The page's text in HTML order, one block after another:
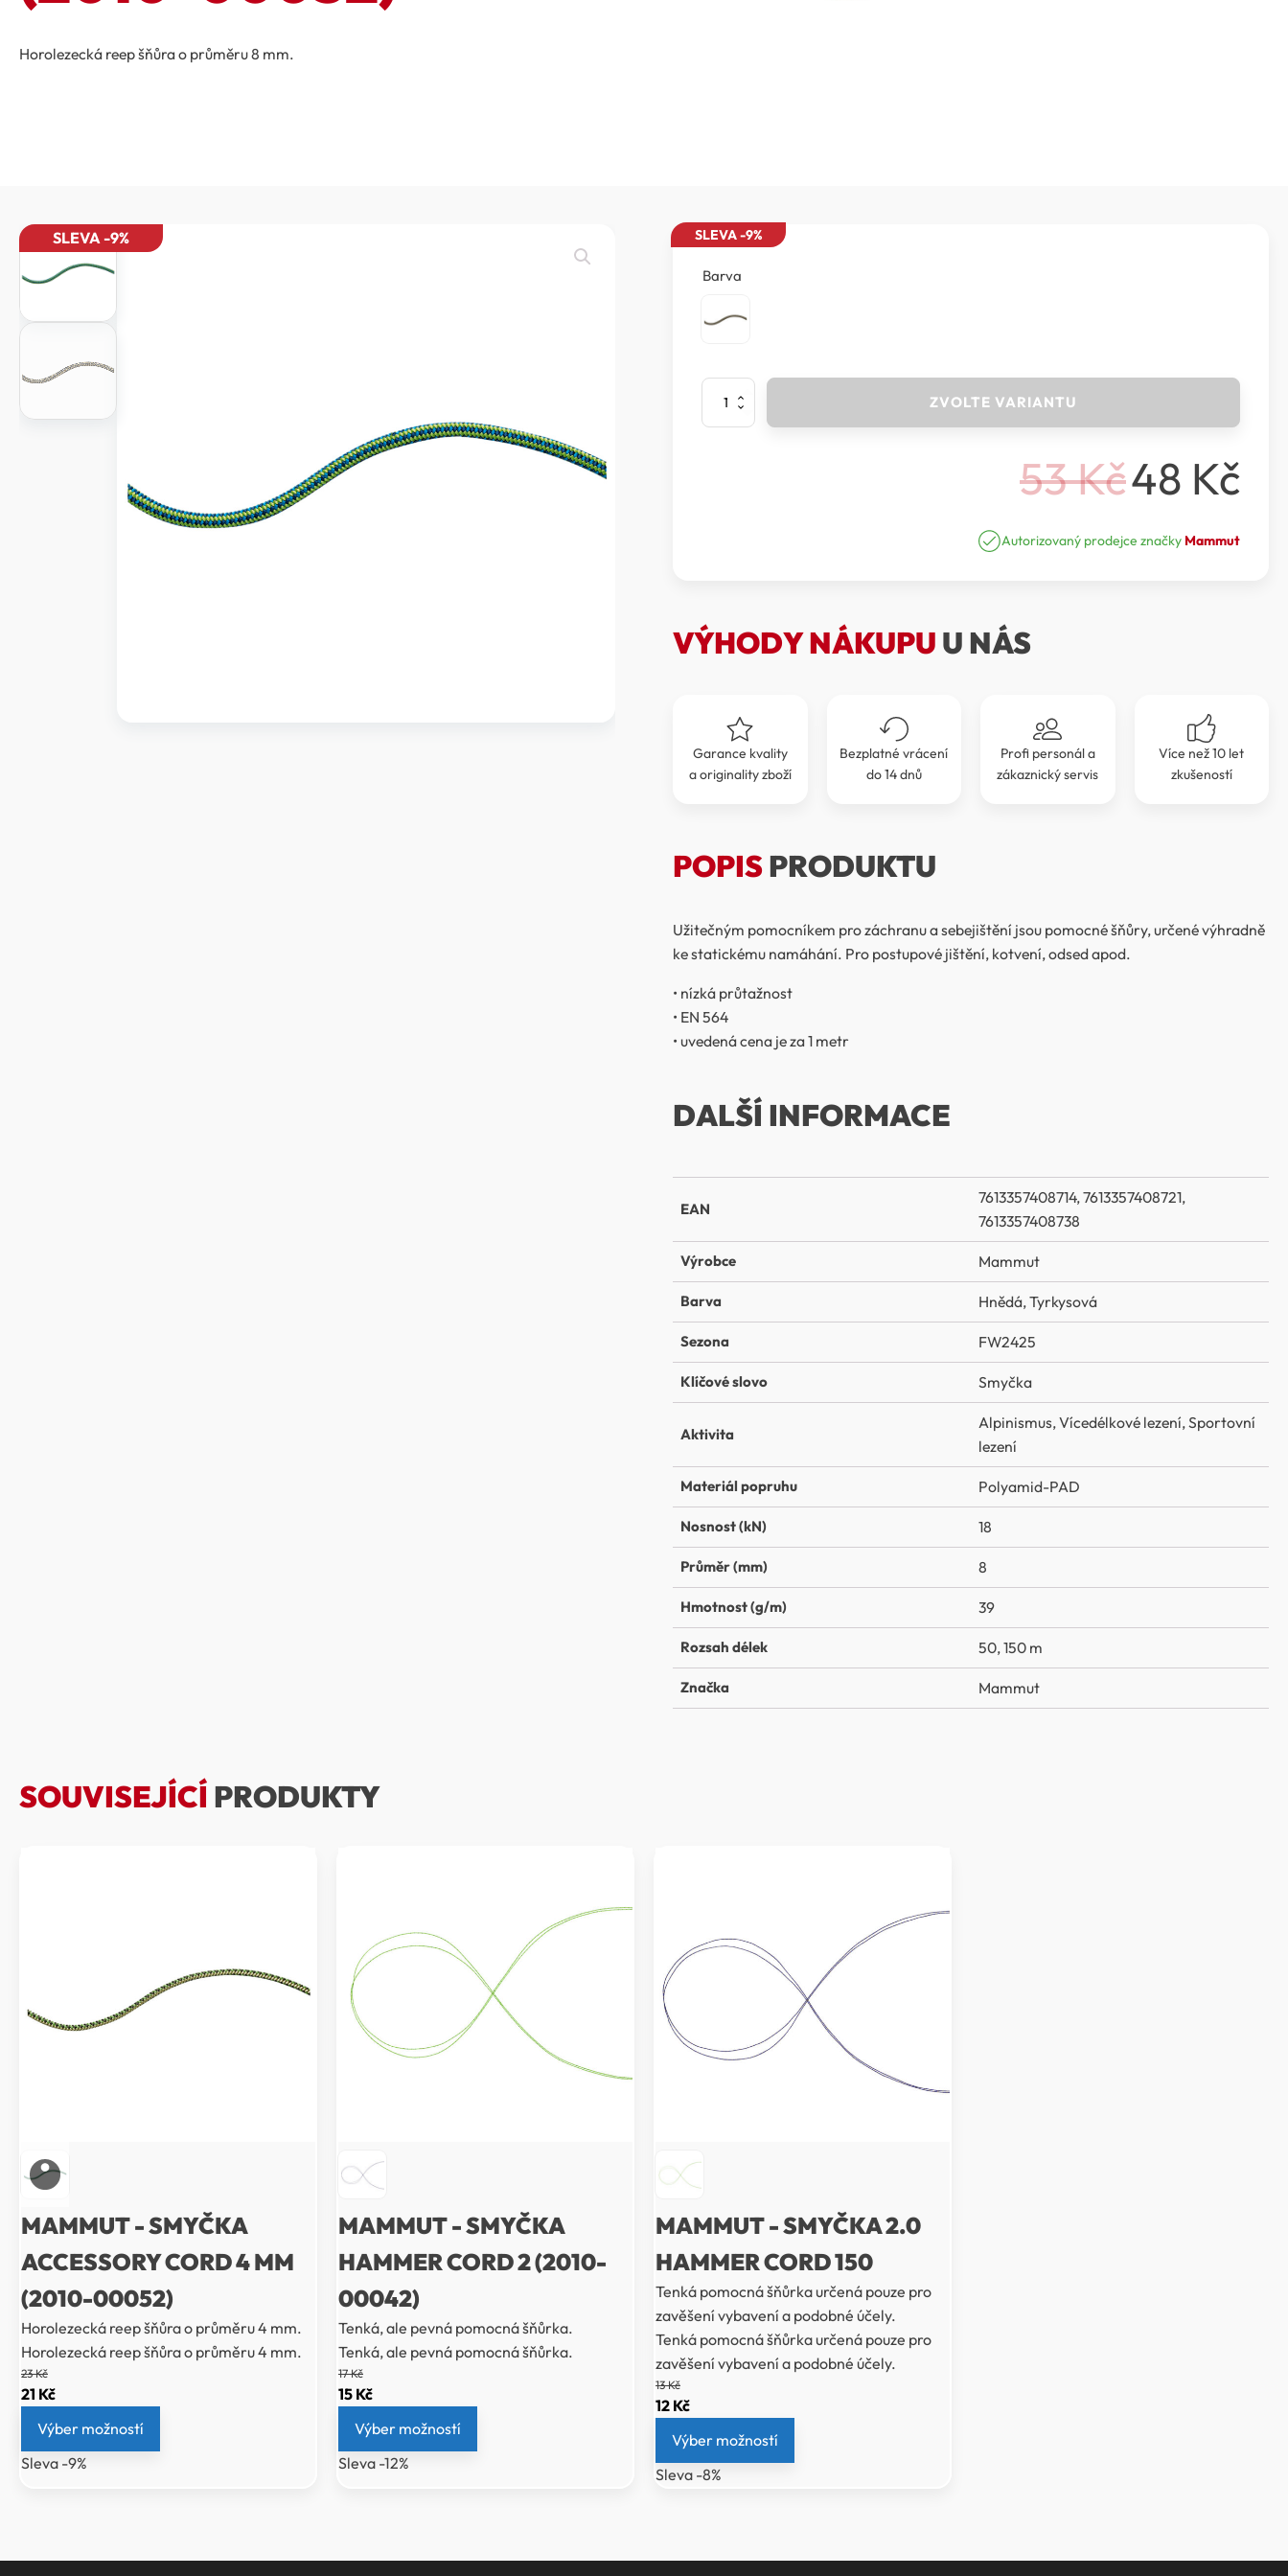
Horolezecká reep šňůra o průměru 8 mm.
SLEVA -9% SLEVA -9%
Barva
Mammut
Smyčka
ZVOLTE VARIANTU
53Kč
Původní
cena
53 Kč.
48 Kč
Aktuální
cena
48 Kč.
Autorizovaný prodejce značky Mammut
VÝHODY NÁKUPU U NÁS
Garance kvality
a originality zboží
Bezplatné vrácení
do 14 dnů
Profi personál a
zákaznický servis
Více než 10 let
zkušeností
POPISPRODUKTU
Užitečným pomocníkem pro záchranu a sebejištění jsou pomocné šňůry, určené výhradně
ke statickému namáhání. Pro postupové jištění, kotvení, odsed apod.
• nízká průtažnost
• EN 564
• uvedená cena je za 1 metr
DALŠÍ INFORMACE
EAN
7613357408714, 7613357408721,
7613357408738
Výrobce Mammut
Barva Hnědá, Tyrkysová
Sezona FW2425
Klíčové slovo Smyčka
Aktivita
Alpinismus, Vícedélkové lezení, Sportovní
lezení
Materiál popruhu Polyamid-PAD
Nosnost (kN) 18
Průměr (mm) 8
Hmotnost (g/m) 39
Rozsah délek 50, 150 m
Značka Mammut
SOUVISEJÍCÍ PRODUKTY
MAMMUT - SMYČKA
ACCESSORY CORD 4 MM
(2010-00052)
Horolezecká reep šňůra o průměru 4 mm.
Horolezecká reep šňůra o průměru 4 mm.
23Kč
Původní
byla:
23 Kč.
21 KčAktuální
je:
21 Kč.
Výber možností
Sleva -9%
MAMMUT - SMYČKA
HAMMER CORD 2 (2010-
00042)
Tenká, ale pevná pomocná šňůrka.
Tenká, ale pevná pomocná šňůrka.
17Kč
Původní
byla:
17 Kč.
15 KčAktuální
je:
15 Kč.
Výber možností
Sleva -12%
MAMMUT - SMYČKA 2.0
HAMMER CORD 150
Tenká pomocná šňůrka určená pouze pro
zavěšení vybavení a podobné účely.
Tenká pomocná šňůrka určená pouze pro
zavěšení vybavení a podobné účely.
13Kč
Původní
byla:
13 Kč.
12 KčAktuální
je:
12 Kč.
Výber možností
Sleva -8%